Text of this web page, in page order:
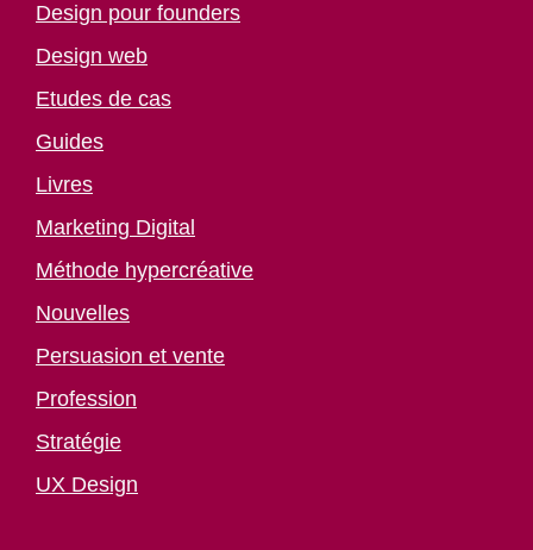
Design pour founders
Design web
Etudes de cas
Guides
Livres
Marketing Digital
Méthode hypercréative
Nouvelles
Persuasion et vente
Profession
Stratégie
UX Design